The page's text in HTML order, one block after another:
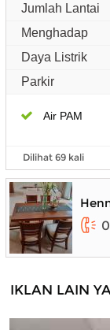
Jumlah Lantai
Menghadap
Daya Listrik
Parkir
Air PAM
Dilihat 69 kali
IKLAN LAIN